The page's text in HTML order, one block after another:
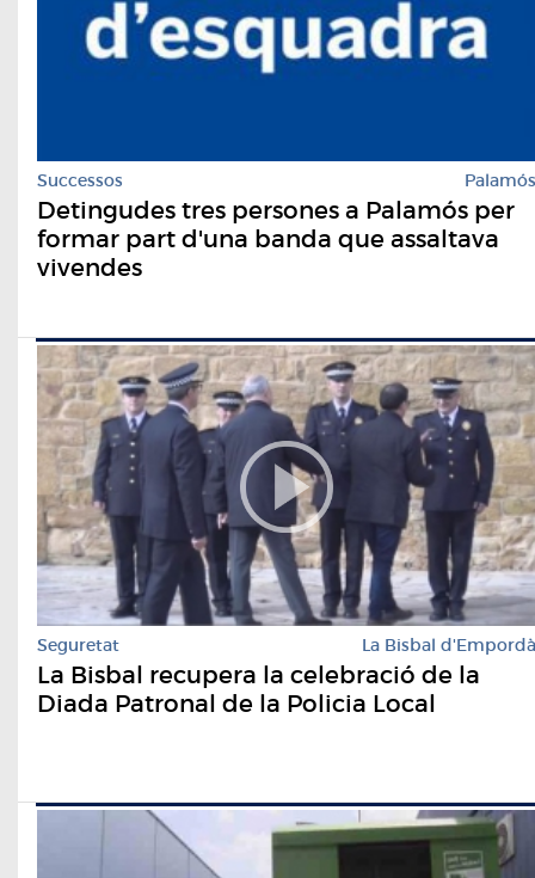
Successos Palamós
Detingudes tres persones a Palamós per
formar part d'una banda que assaltava
vivendes
Seguretat La Bisbal d'Empordà
La Bisbal recupera la celebració de la
Diada Patronal de la Policia Local